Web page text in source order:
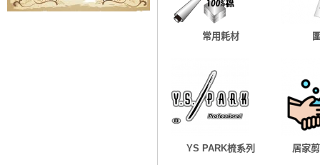
常用耗材
YS PARK梳系列 居家